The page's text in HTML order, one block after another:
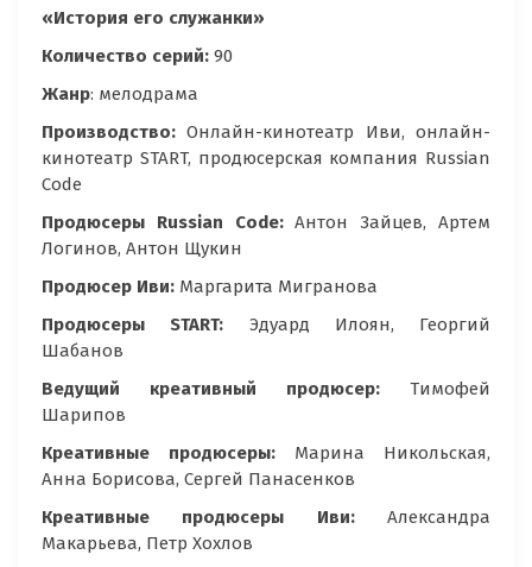
«История его служанки»
Количество серий: 90
Жанр: мелодрама
Производство: Онлайн-кинотеатр Иви, онлайн-
кинотеатр START, продюсерская компания Russian
Code
Продюсеры Russian Code:Антон Зайцев, Артем
Логинов, Антон Щукин
Продюсер Иви: Маргарита Мигранова
Продюсеры START: Эдуард Илоян, Георгий
Шабанов
Ведущий креативный продюсер: Тимофей
Шарипов
Креативные продюсеры: Марина Никольская,
Анна Борисова, Сергей Панасенков
Креативные продюсеры Иви: Александра
Макарьева, Петр Хохлов